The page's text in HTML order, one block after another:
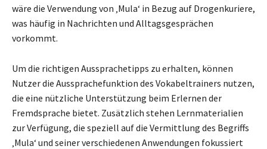
wäre die Verwendung von ‚Mula‘ in Bezug auf Drogenkuriere,
was häufig in Nachrichten und Alltagsgesprächen
vorkommt.
Um die richtigen Aussprachetipps zu erhalten, können
Nutzer die Aussprachefunktion des Vokabeltrainers nutzen,
die eine nützliche Unterstützung beim Erlernen der
Fremdsprache bietet. Zusätzlich stehen Lernmaterialien
zur Verfügung, die speziell auf die Vermittlung des Begriffs
‚Mula‘ und seiner verschiedenen Anwendungen fokussiert